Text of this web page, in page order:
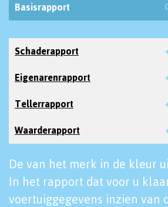
Basisrapport
Schaderapport
Eigenarenrapport
Tellerrapport
Waarderapport
De van het merk in de kleur
In het rapport dat voor u
voertuiggegevens inzien van